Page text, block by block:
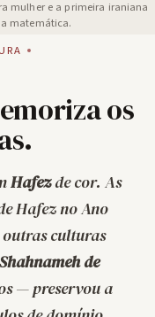
mulher e a primeira iraniana
matemática.
os
Hafezde cor. As
Hafez no Ano
culturas
Shahnameh de
— preservou a